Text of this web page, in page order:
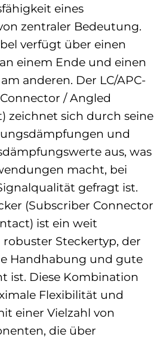
eines
zentraler Bedeutung.
verfügt über einen
einem Ende und einen
anderen. Der LC/APC-
/ Angled
zeichnet sich durch seine
und
aus, was
macht, bei
gefragt ist.
(Subscriber Connector
ist ein weit
Steckertyp, der
Handhabung und gute
ist. Diese Kombination
Flexibilität und
einer Vielzahl von
die über